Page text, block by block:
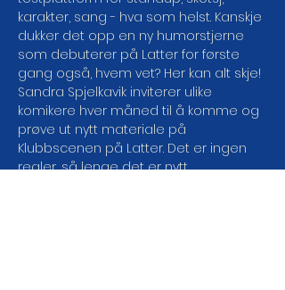
karakter, sang - hva som helst. Kanskje
dukker det opp en ny humorstjerne
som debuterer på Latter for første
gang også, hvem vet? Her kan alt skje!
Sandra Spjelkavik inviterer ulike
komikere hver måned til å komme og
prøve ut nytt materiale på
Klubbscenen på Latter. Det er ingen
regler, så lenge det er nytt.